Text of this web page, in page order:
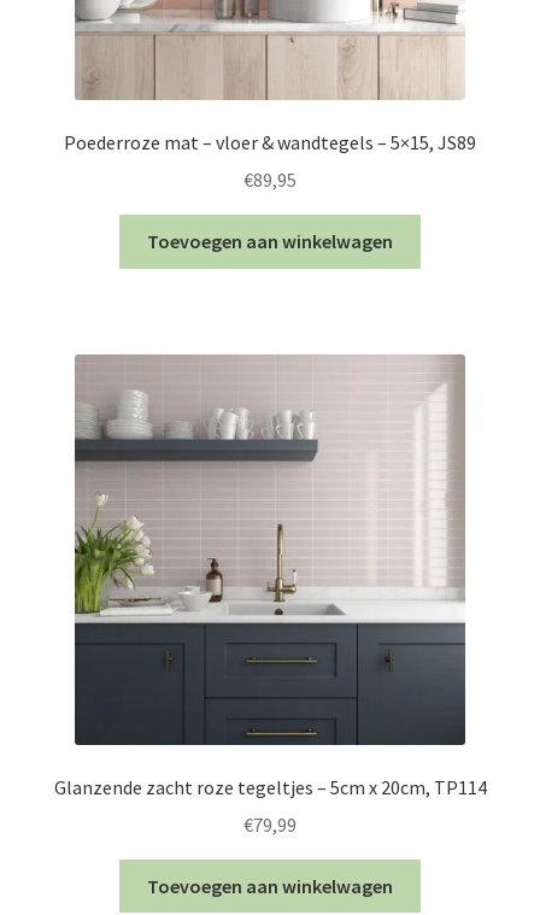
Poederroze mat – vloer & wandtegels – 5×15, JS89
€89,95
Toevoegen aan winkelwagen
Glanzende zacht roze tegeltjes – 5cm x 20cm, TP114
€79,99
Toevoegen aan winkelwagen